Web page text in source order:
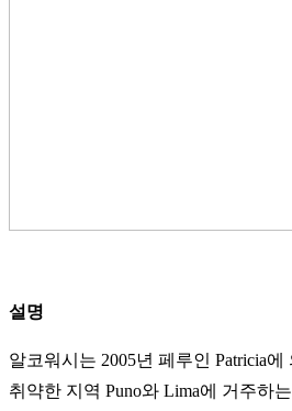
설명
알코워시는 2005년 페루인 Patricia
취약한 지역 Puno와 Lima에 거주하